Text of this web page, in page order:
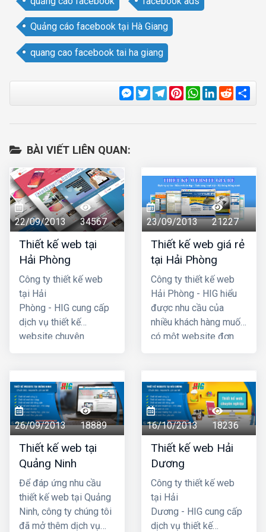
Quảng cáo facebook tại Hà Giang
quang cao facebook tai ha giang
Messenger
TwitterTelegram
Pinterest
WhatsApp
LinkedIn
Reddit
BÀI VIẾT LIÊN QUAN:
22/09/2013 34567
Thiết kế web tại
Hải Phòng
Công ty thiết kế web
tại Hải
Phòng - HIG cung cấp
dịch vụ thiết kế
website chuyên
kế web hợp lý, giá cả
cạnh tranh nhất. Công
ty chúng tôi có đội ngũ
lập trình nhiều kinh
nhgiệm, đội ngũ tư vấn
am hiểu nhiệt tình với
khách hàng. Mã
nguồn website dùng
thiết kế được chúng tôi
tự phát triển có độ bảo
mật cao, dễ dàng sử
23/09/2013 21227
Thiết kế web giá rẻ
tại Hải Phòng
Công ty thiết kế web
Hải Phòng - HIG hiểu
được nhu cầu của
nhiều khách hàng muốn
có một website đơn
đưa ra chương trình
thiết kế website giá rẻ
tại hải phòng chỉ với
4 triệu -> 5 triệu đồng
(trọn gói đã bao gồm
tên miền .com +
hosting + chứng thực
tên miền SSL) là quý
khách đã có một
website hoàn chỉnh
đưa vào hoạt động
26/09/2013 18889
Thiết kế web tại
Quảng Ninh
Để đáp ứng nhu cầu
thiết kế web tại Quảng
Ninh, công ty chúng tôi
đã mở thêm dịch vụ
16/10/2013 18236
Thiết kế web Hải
Dương
Công ty thiết kế web
tại Hải
Dương - HIG cung cấp
dịch vụ thiết kế